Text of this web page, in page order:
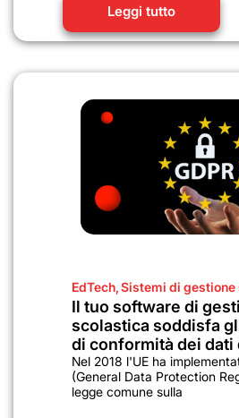
Leggi tutto
EdTech,Sistemi di
Il tuo software di
scolastica soddisfa
di conformità dei dati
Nel 2018 l'UE ha
(General Data Protection
legge comune sulla